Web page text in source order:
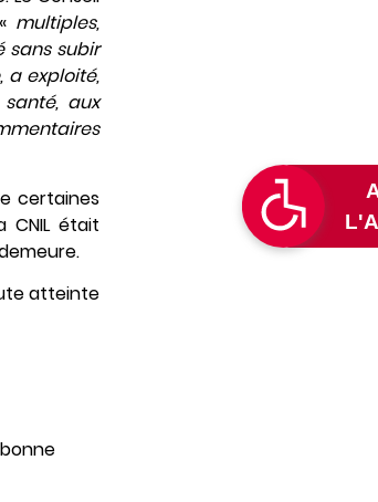
multiples,
sans subir
a exploité,
aux
certaines
CNIL était
atteinte